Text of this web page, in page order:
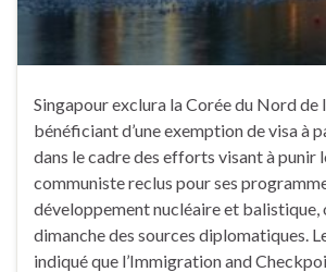
Singapour exclura la Corée du Nord de
bénéficiant d’une exemption de visa à
dans le cadre des efforts visant à punir
communiste reclus pour ses
développement nucléaire et
dimanche des sources diplomatiques.
indiqué que l’Immigration and